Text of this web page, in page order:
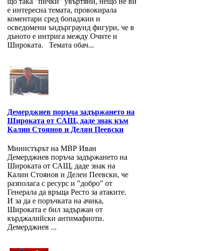
е интересна темата, провокирала
коментари сред бопаджии и
осведомени ъндърграунд фигури, че в
дъното е интрига между Очите и
Широката. Темата обач...
Демерджиев поръча задържането на
Широката от САЩ, даде знак към
Калин Стоянов и Делян Пеевски
Министърът на МВР Иван
Демерджиев поръча задържането на
Широката от САЩ, даде знак на
Калин Стоянов и Делен Пеевски, че
разполага с ресурс и "добро" от
Генерала да връща Ресто за атаките.
И за да е поръчката на ачика,
Широката е бил задържан от
кърджалийски антимафиоти.
Демерджиев ...